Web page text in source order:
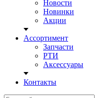
Новости
Новинки
Акции
Ассортимент
Запчасти
РТИ
Аксессуары
Контакты